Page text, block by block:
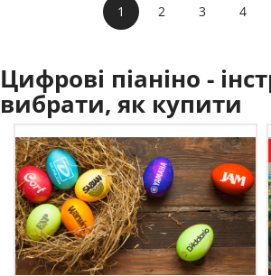
1 2 3 4
Цифрові піаніно -
вибрати, як купити